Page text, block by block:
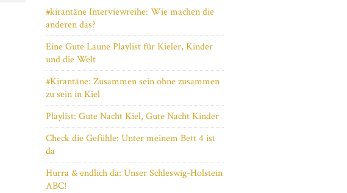
#kirantäne Interviewreihe: Wie machen die
anderen das?
Eine Gute Laune Playlist für Kieler, Kinder
und die Welt
#Kirantäne: Zusammen sein ohne zusammen
zu sein in Kiel
Playlist: Gute Nacht Kiel, Gute Nacht Kinder
Check die Gefühle: Unter meinem Bett 4 ist
da
Hurra & endlich da: Unser Schleswig-Holstein
ABC!